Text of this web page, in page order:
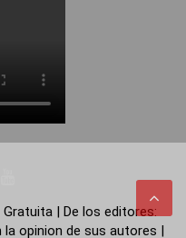
Gratuita | De los editores:
opinion de sus autores |